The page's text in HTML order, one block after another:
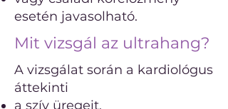
esetén javasolható.
Mit vizsgál az ultrahang?
A vizsgálat során a kardiológus
áttekinti
a szív üregeit,